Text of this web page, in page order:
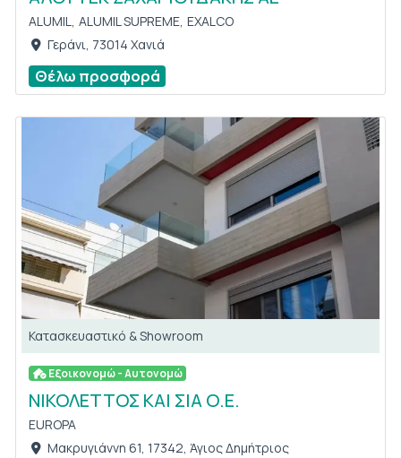
ALUMIL, ALUMIL SUPREME, EXALCO
Γεράνι, 73014 Χανιά
Θέλω προσφορά
Κατασκευαστικό & Showroom
Εξοικονομώ - Αυτονομώ
ΝΙΚΟΛΕΤΤΟΣ ΚΑΙ ΣΙΑ Ο.Ε.
EUROPA
Μακρυγιάννη 61, 17342, Άγιος Δημήτριος